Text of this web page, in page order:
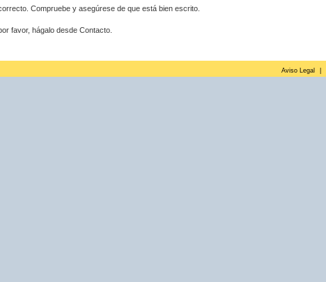
Compruebe y asegúrese de que está bien escrito.
favor, hágalo desde Contacto.
Aviso Legal